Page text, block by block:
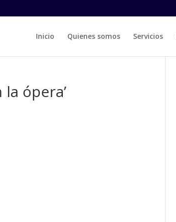
Inicio Quienes somos Servicios
ópera’